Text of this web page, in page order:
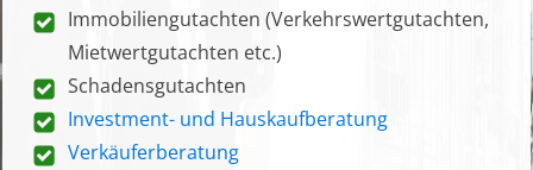
Immobiliengutachten (Verkehrswertgutachten,
Mietwertgutachten etc.)
Schadensgutachten
Investment- und Hauskaufberatung
Verkäuferberatung